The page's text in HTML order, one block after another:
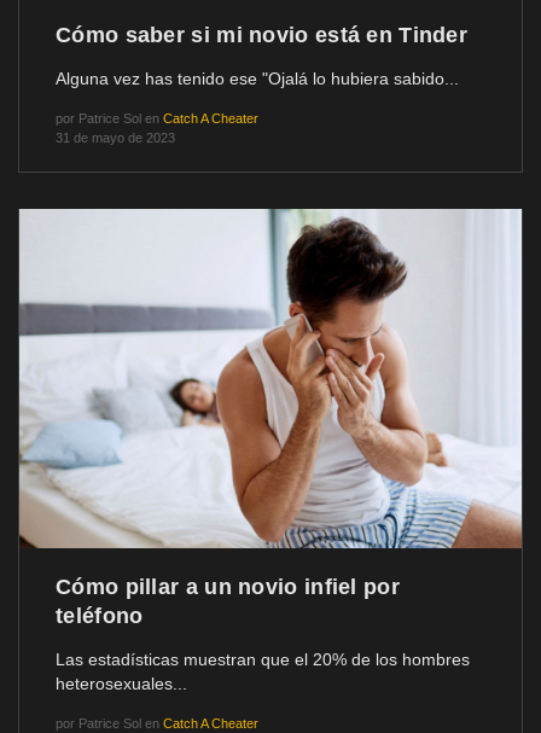
Cómo saber si mi novio está en Tinder
Alguna vez has tenido ese "Ojalá lo hubiera sabido...
por Patrice Sol en Catch A Cheater
31 de mayo de 2023
Cómo pillar a un novio infiel por
teléfono
Las estadísticas muestran que el 20% de los hombres
heterosexuales...
por Patrice Sol en Catch A Cheater